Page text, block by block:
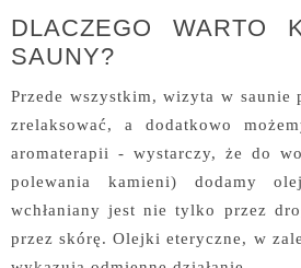
DLACZEGO WARTO
SAUNY?
Przede wszystkim, wizyta w saunie
zrelaksować, a dodatkowo
aromaterapii - wystarczy, że do
polewania kamieni) dodamy
wchłaniany jest nie tylko przez
przez skórę. Olejki eteryczne, w